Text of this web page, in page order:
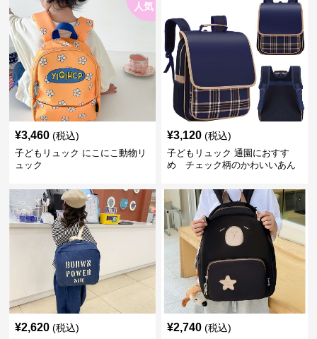
人気
¥3,460 (税込)
子どもリュック にこにこ動物リ
ュック
¥3,120 (税込)
子どもリュック 通園におすす
め チェック柄のかわいいあん
¥2,620 (税込) ¥2,740 (税込)